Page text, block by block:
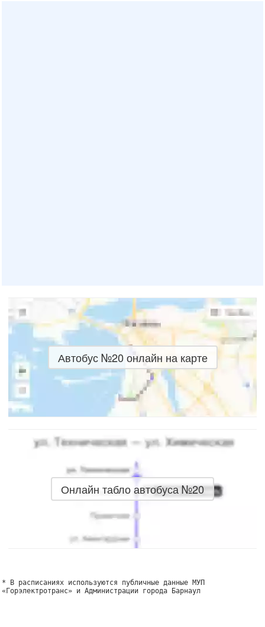
Автобус №20 онлайн на карте
Онлайн табло автобуса №20
* В расписаниях используются публичные данные МУП
«Горэлектротранс» и Администрации города Барнаул